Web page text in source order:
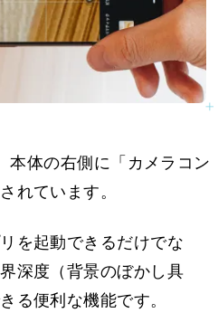
本体の右側に「カメラコン
れています。
を起動できるだけでな
深度（背景のぼかし具
る便利な機能です。